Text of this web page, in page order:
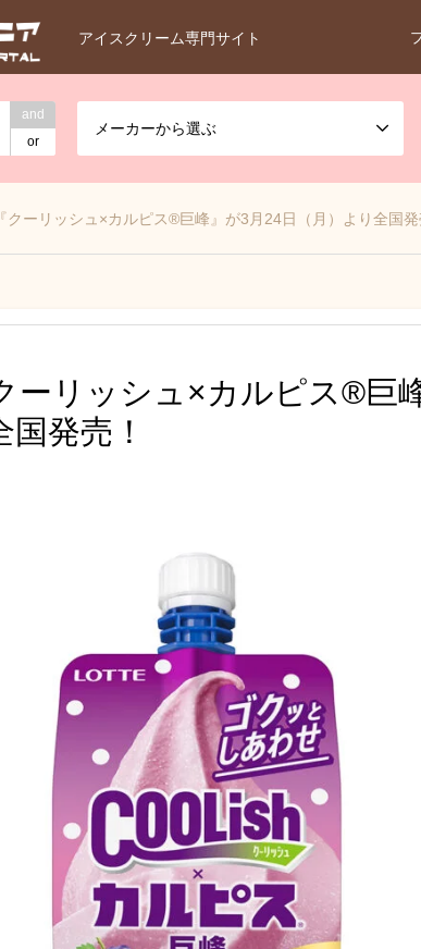
アイスクリーム専門サイト
and
or
メーカーから選ぶ
クーリッシュ×カルピス®巨峰』が3月24日（月）より全国発
ーリッシュ×カルピス®巨
発売！